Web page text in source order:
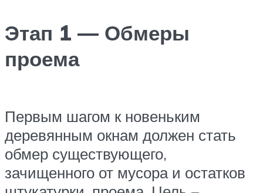
Этап 1 — Обмеры
проема
Первым шагом к новеньким
деревянным окнам должен стать
обмер существующего,
зачищенного от мусора и остатков